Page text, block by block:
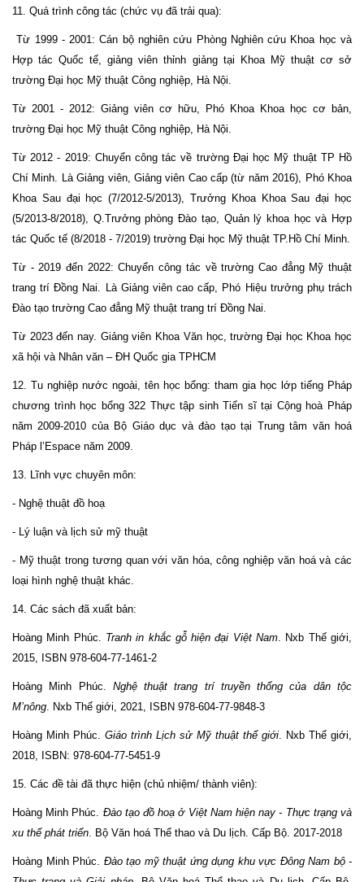
11. Quá trình công tác (chức vụ đã trải qua):
Từ 1999 - 2001: Cán bộ nghiên cứu Phòng Nghiên cứu Khoa học và
Hợp tác Quốc tế, giảng viên thỉnh giảng tại Khoa Mỹ thuật cơ sở
trường Đại học Mỹ thuật Công nghiệp, Hà Nội.
Từ 2001 - 2012: Giảng viên cơ hữu, Phó Khoa Khoa học cơ bản,
trường Đại học Mỹ thuật Công nghiệp, Hà Nội.
Từ 2012 - 2019: Chuyển công tác về trường Đại học Mỹ thuật TP Hồ
Chí Minh. Là Giảng viên, Giảng viên Cao cấp (từ năm 2016), Phó Khoa
Khoa Sau đại học (7/2012-5/2013), Trưởng Khoa Khoa Sau đại học
(5/2013-8/2018), Q.Trưởng phòng Đào tạo, Quản lý khoa học và Hợp
tác Quốc tế (8/2018 - 7/2019) trường Đại học Mỹ thuật TP.Hồ Chí Minh.
Từ - 2019 đến 2022: Chuyển công tác về trường Cao đẳng Mỹ thuật
trang trí Đồng Nai. Là Giảng viên cao cấp, Phó Hiệu trưởng phụ trách
Đào tạo trường Cao đẳng Mỹ thuật trang trí Đồng Nai.
Từ 2023 đến nay. Giảng viên Khoa Văn học, trường Đại học Khoa học
xã hội và Nhân văn – ĐH Quốc gia TPHCM
12. Tu nghiệp nước ngoài, tên học bổng: tham gia học lớp tiếng Pháp
chương trình học bổng 322 Thực tập sinh Tiến sĩ tại Cộng hoà Pháp
năm 2009-2010 của Bộ Giáo dục và đào tạo tại Trung tâm văn hoá
Pháp l’Espace năm 2009.
13. Lĩnh vực chuyên môn:
- Nghệ thuật đồ hoạ
- Lý luận và lịch sử mỹ thuật
- Mỹ thuật trong tương quan với văn hóa, công nghiệp văn hoá và các
loại hình nghệ thuật khác.
14. Các sách đã xuất bản:
Hoàng Minh Phúc. Tranh in khắc gỗ hiện đại Việt Nam. Nxb Thế giới,
2015, ISBN 978-604-77-1461-2
Hoàng Minh Phúc. Nghệ thuật trang trí truyền thống của dân tộc
M’nông. Nxb Thế giới, 2021, ISBN 978-604-77-9848-3
Hoàng Minh Phúc.Giáo trình Lịch sử Mỹ thuật thế giới. Nxb Thế giới,
2018, ISBN: 978-604-77-5451-9
15. Các đề tài đã thực hiện (chủ nhiệm/ thành viên):
Hoàng Minh Phúc. Đào tạo đồ hoạ ở Việt Nam hiện nay - Thực trạng và
xu thế phát triển. Bộ Văn hoá Thể thao và Du lịch. Cấp Bộ. 2017-2018
Hoàng Minh Phúc. Đào tạo mỹ thuật ứng dụng khu vực Đông Nam bộ -